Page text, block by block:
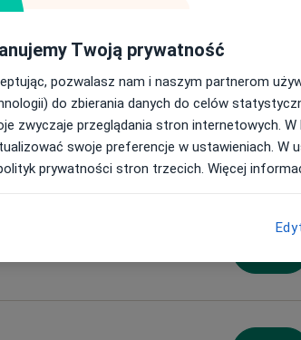
więcej
Twoją prywatność
pozwalasz nam i naszym partnerom
do zbierania danych do celów
zwyczaje przeglądania stron internetowych.
swoje preferencje w ustawieniach. W
prywatności stron trzecich. Więcej